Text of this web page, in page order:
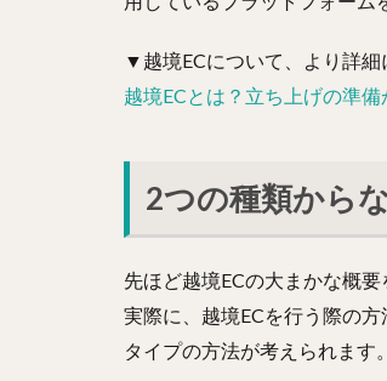
▼越境ECについて、より詳細
越境ECとは？立ち上げの準
2つの種類から
先ほど越境ECの大まかな概
実際に、越境ECを行う際の
タイプの方法が考えられます。